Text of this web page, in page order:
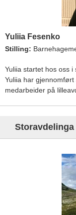
Yuliia Fesenko
Stilling:
Yuliia startet hos oss
Yuliia har
medarbeider på
Storavdelinga